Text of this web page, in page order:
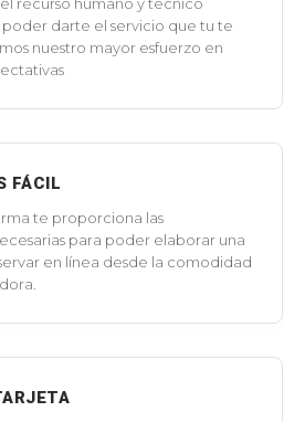
darte el servicio que tu te
nuestro mayor esfuerzo en
FÁCIL
te proporciona las
para poder elaborar una
en línea desde la comodidad